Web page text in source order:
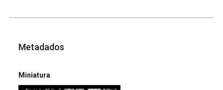
Metadados
Miniatura